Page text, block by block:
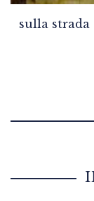
sulla strada